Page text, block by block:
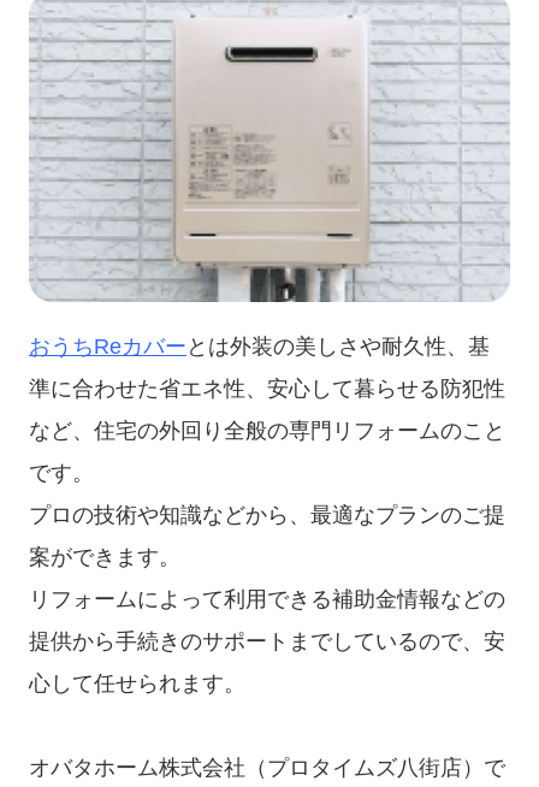
おうちReカバー とは外装の美しさや耐久性、基
準に合わせた省エネ性、安心して暮らせる防犯性
など、住宅の外回り全般の専門リフォームのこと
です。
プロの技術や知識などから、最適なプランのご提
案ができます。
リフォームによって利用できる補助金情報などの
提供から手続きのサポートまでしているので、安
心して任せられます。
オバタホーム株式会社（プロタイムズ八街店）で